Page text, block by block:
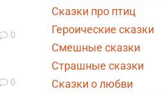
0
0
Сказки про птиц
Героические сказки
Смешные сказки
Страшные сказки
Сказки о любви